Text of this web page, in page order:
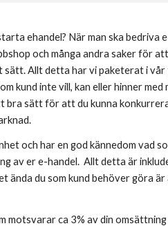
ehandel? När man ska bedriva
och många andra saker för
sätt. Allt detta har vi paketerat i vår
kund inte vill, kan eller hinner med
bra sätt för att du kunna
och har en god kännedom vad
av er e-handel.  Allt detta är
ända du som kund behöver göra
motsvarar ca 3% av din omsättning